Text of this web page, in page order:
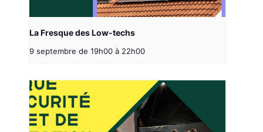
La Fresque des Low-techs
9 septembre de 19h00 à 22h00